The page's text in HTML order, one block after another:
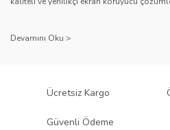
sağlıyor.
Engo ekran koruyucuları
, uzun yıllara
ürününü titiz bir kalite kontrol sürecinden
Ücretsiz Kargo
Güvenli Ödeme